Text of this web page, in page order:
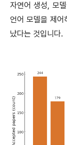
자연어 생성, 모
언어 모델을 제어
났다는 것입니다.